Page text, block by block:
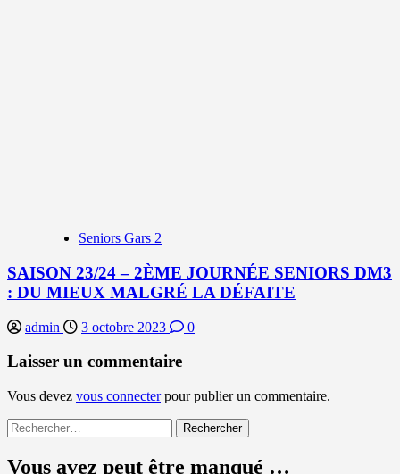
Seniors Gars 2
SAISON 23/24 – 2ÈME JOURNÉE SENIORS DM3
: DU MIEUX MALGRÉ LA DÉFAITE
admin 3 octobre 2023 0
Laisser un commentaire
Vous devez vous connecterpour publier un commentaire.
Rechercher :
Vous avez peut être manqué …